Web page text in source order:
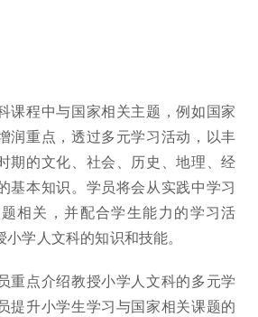
课程中与国家相关主题，例如国家
润重点，透过多元学习活动，以丰
期的文化、社会、历史、地理、经
基本知识。学员将会从实践中学习
相关，并配合学生能力的学习活
学人文科的知识和技能。
重点介绍教授小学人文科的多元学
提升小学生学习与国家相关课题的